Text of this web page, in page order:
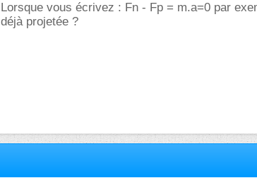
Lorsque vous écrivez : Fn - Fp = m.a=0 par
déjà projetée ?